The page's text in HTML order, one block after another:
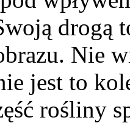
drogą
Nie
jest to
rośliny